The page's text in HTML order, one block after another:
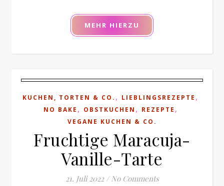
MEHR HIERZU
KUCHEN, TORTEN & CO. , LIEBLINGSREZEPTE ,
NO BAKE , OBSTKUCHEN , REZEPTE ,
VEGANE KUCHEN & CO.
Fruchtige Maracuja-
Vanille-Tarte
21. Juli 2022 / No Comments